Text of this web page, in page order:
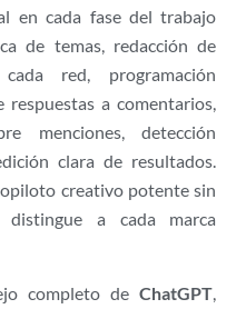
en cada fase del trabajo
de temas, redacción de
red, programación
respuestas a comentarios,
menciones, detección
clara de resultados.
creativo potente sin
a cada marca
completo deChatGPT